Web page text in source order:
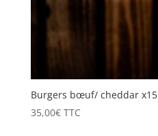
Burgers bœuf/ cheddar x15
35,00€ TTC